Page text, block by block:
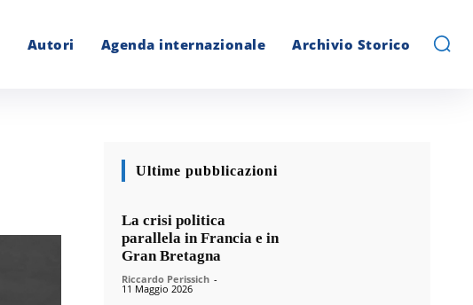
Autori Agenda internazionale Archivio Storico
Ultime pubblicazioni
La crisi politica
parallela in Francia e in
Gran Bretagna
Riccardo Perissich -
11 Maggio 2026